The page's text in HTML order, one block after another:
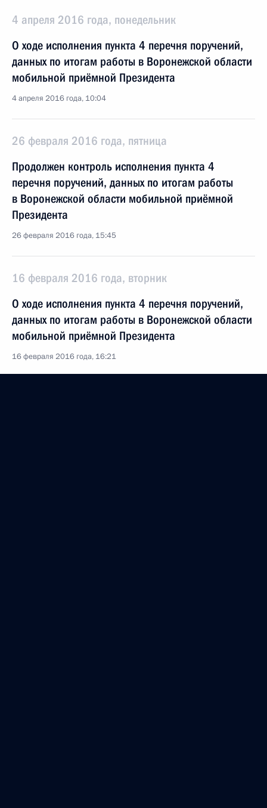
4 апреля 2016 года, понедельник
О ходе исполнения пункта 4 перечня поручений,
данных по итогам работы в Воронежской области
мобильной приёмной Президента
4 апреля 2016 года, 10:04
26 февраля 2016 года, пятница
Продолжен контроль исполнения пункта 4
перечня поручений, данных по итогам работы
в Воронежской области мобильной приёмной
Президента
26 февраля 2016 года, 15:45
16 февраля 2016 года, вторник
О ходе исполнения пункта 4 перечня поручений,
данных по итогам работы в Воронежской области
мобильной приёмной Президента
16 февраля 2016 года, 16:21